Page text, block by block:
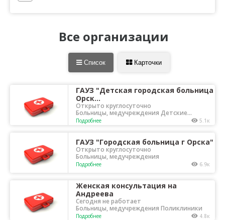
Все организации
Список Карточки
ГАУЗ "Детская городская больница
Орск...
Открыто круглосуточно
Больницы, медучреждения Детские
медучреждения
Подробнее 5.1к
ГАУЗ "Городская больница г Орска"
Открыто круглосуточно
Больницы, медучреждения
Подробнее 6.9к
Женская консультация на
Андреева
Сегодня не работает
Больницы, медучреждения Поликлиники
Подробнее 4.8к